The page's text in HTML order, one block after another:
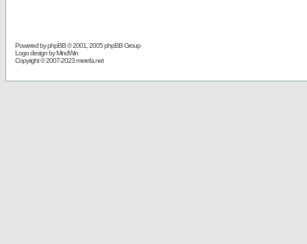
Powered byphpBB© 2001, 2005 phpBB Group
Logo design by MindWin
Copyright © 2007-2023 merefa.net